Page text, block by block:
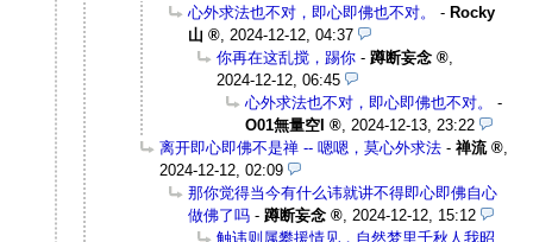
心外求法也不对，即心即佛也不对。
- Rocky
山
2024-12-12, 04:37
你再在这乱搅，踢你 - 蹲断妄念
2024-12-12, 06:45
心外求法也不对，即心即佛也不对。
-
O01無量空I
2024-12-13, 23:22
离开即心即佛不是禅 -- 嗯嗯，莫心外求法 - 禅流
2024-12-12, 02:09
那你觉得当今有什么讳就讲不得即心即佛自心
做佛了吗 - 蹲断妄念
2024-12-12, 15:12
触讳则属攀援情见，自然梦里千秋人我昭